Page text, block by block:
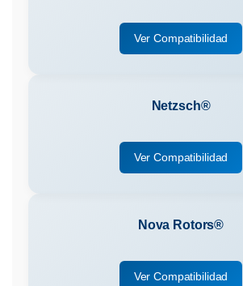
Ver Compatibilidad
Netzsch®
Ver Compatibilidad
Nova Rotors®
Ver Compatibilidad